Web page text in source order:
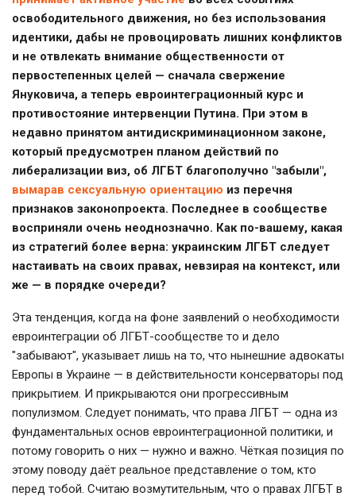
освободительного движения, но без использования
идентики, дабы не провоцировать лишних конфликтов
и не отвлекать внимание общественности от
первостепенных целей — сначала свержение
Януковича, а теперь евроинтеграционный курс и
противостояние интервенции Путина. При этом в
недавно принятом антидискриминационном законе,
который предусмотрен планом действий по
либерализации виз, об ЛГБТ благополучно "забыли",
вымарав сексуальную ориентацию из перечня
признаков законопроекта. Последнее в сообществе
восприняли очень неоднозначно. Как по-вашему, какая
из стратегий более верна: украинским ЛГБТ следует
настаивать на своих правах, невзирая на контекст, или
же — в порядке очереди?
Эта тенденция, когда на фоне заявлений о необходимости
евроинтеграции об ЛГБТ-сообществе то и дело
"забывают", указывает лишь на то, что нынешние адвокаты
Европы в Украине — в действительности консерваторы под
прикрытием. И прикрываются они прогрессивным
популизмом. Следует понимать, что права ЛГБТ — одна из
фундаментальных основ евроинтеграционной политики, и
потому говорить о них — нужно и важно. Чёткая позиция по
этому поводу даёт реальное представление о том, кто
перед тобой. Считаю возмутительным, что о правах ЛГБТ в